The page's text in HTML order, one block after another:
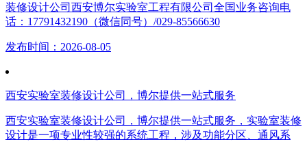
装修设计公司西安博尔实验室工程有限公司全国业务咨询电
话：17791432190（微信同号）/029-85566630
发布时间：2026-08-05
西安实验室装修设计公司，博尔提供一站式服务
西安实验室装修设计公司，博尔提供一站式服务，实验室装修
设计是一项专业性较强的系统工程，涉及功能分区、通风系